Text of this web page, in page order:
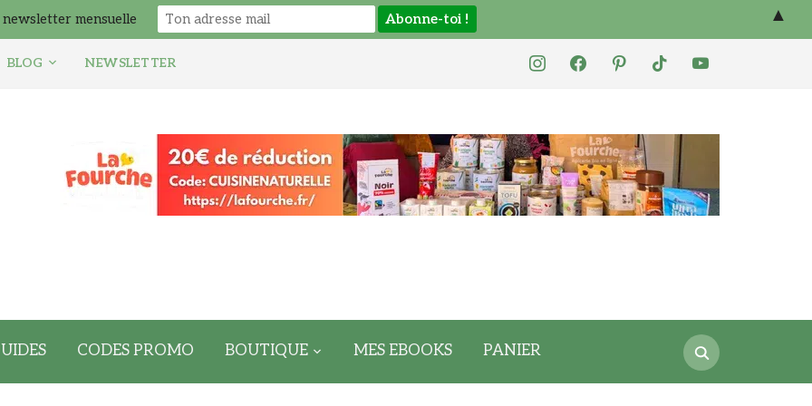
instagramfacebookpinteresttiktok youtube
BLOG NEWSLETTER
Search
for:
CODES PROMO BOUTIQUE MES EBOOKS PANIER
newsletter mensuelle ▲